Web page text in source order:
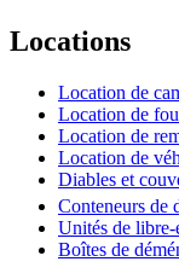
Locations
Location de
Location de
Location de
Location de
Diables et
Conteneurs de
Unités de libre-
Boîtes de